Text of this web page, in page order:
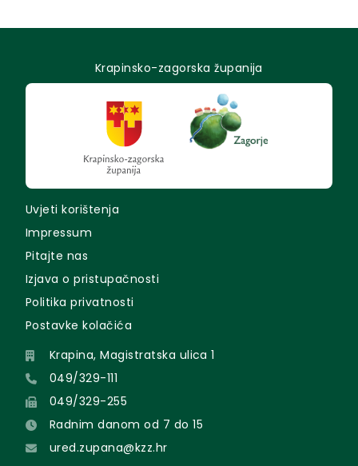
Krapinsko-zagorska županija
Uvjeti korištenja
Impressum
Pitajte nas
Izjava o pristupačnosti
Politika privatnosti
Postavke kolačića
Krapina, Magistratska ulica 1
049/329-111
049/329-255
Radnim danom od 7 do 15
ured.zupana@kzz.hr